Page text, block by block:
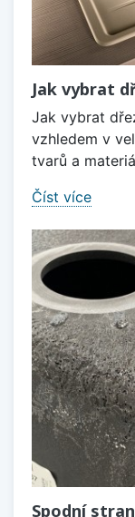
Jak vybrat
Jak vybrat
vzhledem v
tvarů a
Číst více
Spodní